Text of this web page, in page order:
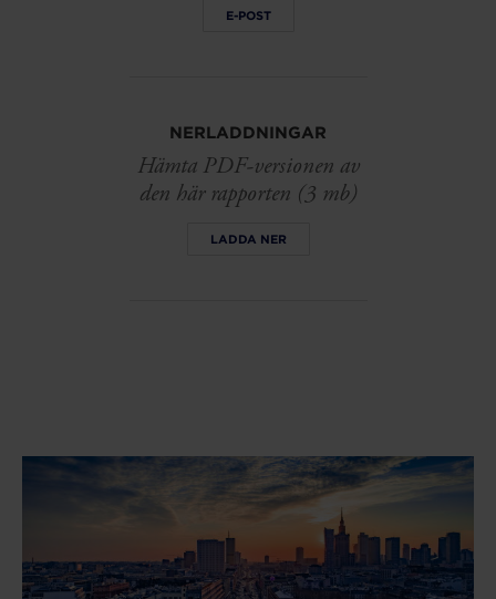
E-POST
NERLADDNINGAR
Hämta PDF-versionen av
den här rapporten (3 mb)
LADDA NER